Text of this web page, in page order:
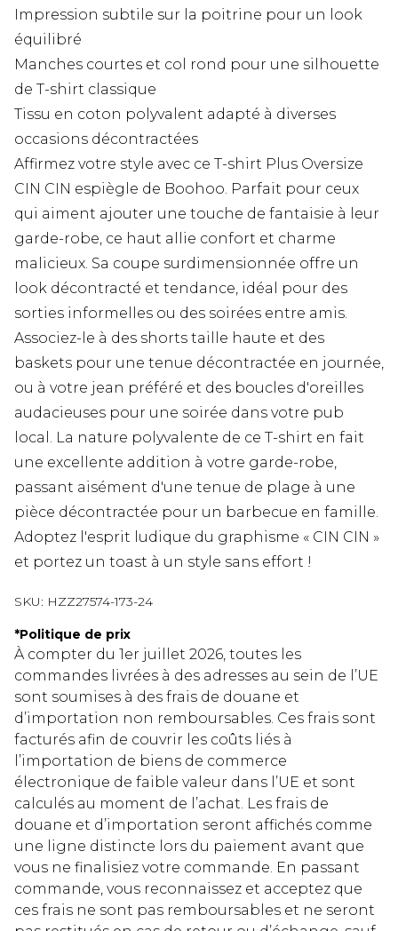
Impression subtile sur la poitrine pour un look
équilibré
Manches courtes et col rond pour une silhouette
de T-shirt classique
Tissu en coton polyvalent adapté à diverses
occasions décontractées
Affirmez votre style avec ce T-shirt Plus Oversize
CIN CIN espiègle de Boohoo. Parfait pour ceux
qui aiment ajouter une touche de fantaisie à leur
garde-robe, ce haut allie confort et charme
malicieux. Sa coupe surdimensionnée offre un
look décontracté et tendance, idéal pour des
sorties informelles ou des soirées entre amis.
Associez-le à des shorts taille haute et des
baskets pour une tenue décontractée en journée,
ou à votre jean préféré et des boucles d'oreilles
audacieuses pour une soirée dans votre pub
local. La nature polyvalente de ce T-shirt en fait
une excellente addition à votre garde-robe,
passant aisément d'une tenue de plage à une
pièce décontractée pour un barbecue en famille.
Adoptez l'esprit ludique du graphisme « CIN CIN »
et portez un toast à un style sans effort !
SKU: HZZ27574-173-24
*Politique de prix
À compter du 1er juillet 2026, toutes les
commandes livrées à des adresses au sein de l’UE
sont soumises à des frais de douane et
d’importation non remboursables. Ces frais sont
facturés afin de couvrir les coûts liés à
l’importation de biens de commerce
électronique de faible valeur dans l’UE et sont
calculés au moment de l’achat. Les frais de
douane et d’importation seront affichés comme
une ligne distincte lors du paiement avant que
vous ne finalisiez votre commande. En passant
commande, vous reconnaissez et acceptez que
ces frais ne sont pas remboursables et ne seront